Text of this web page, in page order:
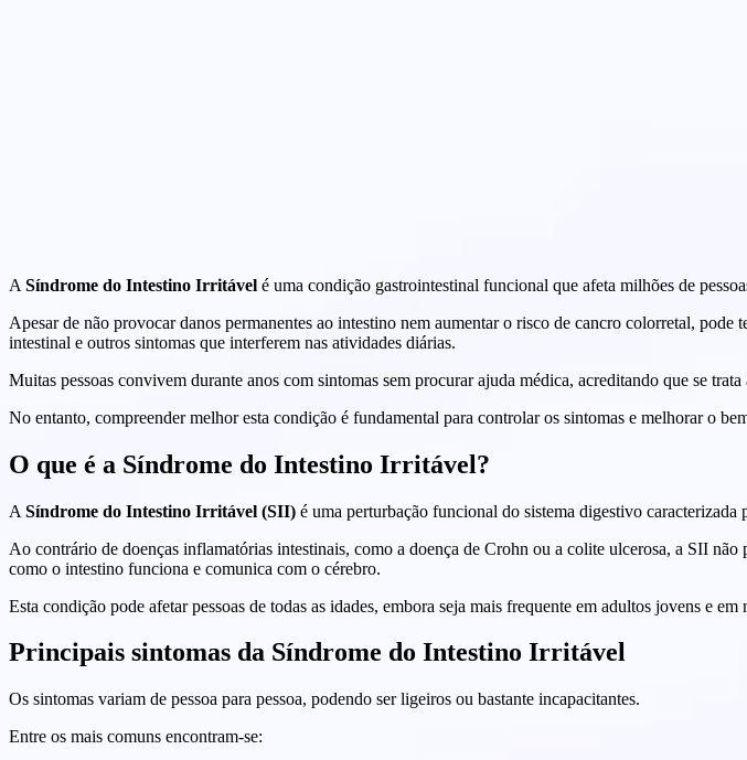
A Síndrome do Intestino Irritável é uma condição gastrointestinal funcional que afeta milhões de
Apesar de não provocar danos permanentes ao intestino nem aumentar o risco de cancro colorretal,
intestinal e outros sintomas que interferem nas atividades diárias.
Muitas pessoas convivem durante anos com sintomas sem procurar ajuda médica, acreditando que se
No entanto, compreender melhor esta condição é fundamental para controlar os sintomas e melhorar o
O que é a Síndrome do Intestino Irritável?
A Síndrome do Intestino Irritável (SII) é uma perturbação funcional do sistema digestivo
Ao contrário de doenças inflamatórias intestinais, como a doença de Crohn ou a colite ulcerosa, a SII
como o intestino funciona e comunica com o cérebro.
Esta condição pode afetar pessoas de todas as idades, embora seja mais frequente em adultos jovens e em
Principais sintomas da Síndrome do Intestino Irritável
Os sintomas variam de pessoa para pessoa, podendo ser ligeiros ou bastante incapacitantes.
Entre os mais comuns encontram-se: